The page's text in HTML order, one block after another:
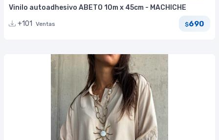
Vinilo autoadhesivo ABETO 10m x 45cm - MACHICHE
+101
Ventas $690